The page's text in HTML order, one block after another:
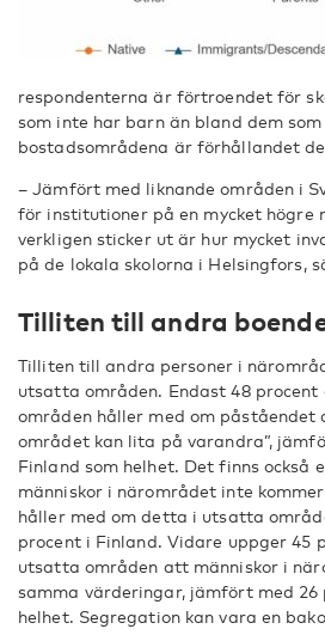
respondenterna är förtroendet för
som inte har barn än bland dem
bostadsområdena är förhållandet
– Jämfört med liknande områden i
för institutioner på en mycket högre
verkligen sticker ut är hur mycket
på de lokala skolorna i Helsingfors,
Tilliten till andra
Tilliten till andra personer i
utsatta områden. Endast 48
områden håller med om påståendet
området kan lita på varandra”,
Finland som helhet. Det finns också
människor i närområdet inte
håller med om detta i utsatta
procent i Finland. Vidare uppger 45
utsatta områden att människor i
samma värderingar, jämfört med 26
helhet. Segregation kan vara en